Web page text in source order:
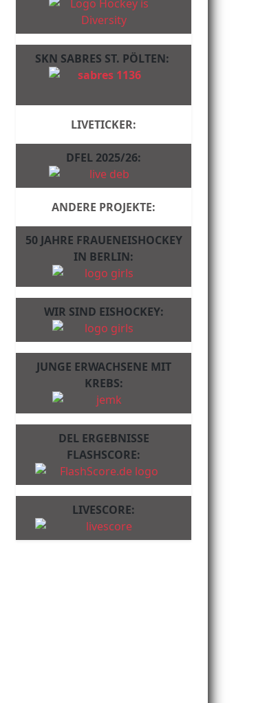
SKN SABRES ST. PÖLTEN:
LIVETICKER:
DFEL 2025/26:
ANDERE PROJEKTE:
50 JAHRE FRAUENEISHOCKEY
IN BERLIN:
WIR SIND EISHOCKEY:
JUNGE ERWACHSENE MIT
KREBS:
DEL ERGEBNISSE
FLASHSCORE:
LIVESCORE: